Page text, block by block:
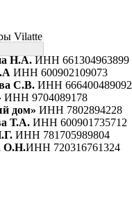
Vilatte
Н.А.ИНН 661304963899
ИНН 600902109073
С.В. ИНН 666400489092
ИНН 9704089178
дом» ИНН 7802894228
Т.А. ИНН 600901735712
ИНН 781705989804
О.Н.ИНН 720316761324